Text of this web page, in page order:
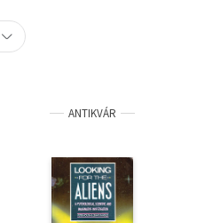
ANTIKVÁR